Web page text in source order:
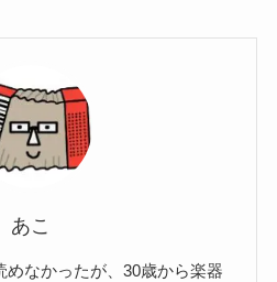
あこ
なかったが、30歳から楽器